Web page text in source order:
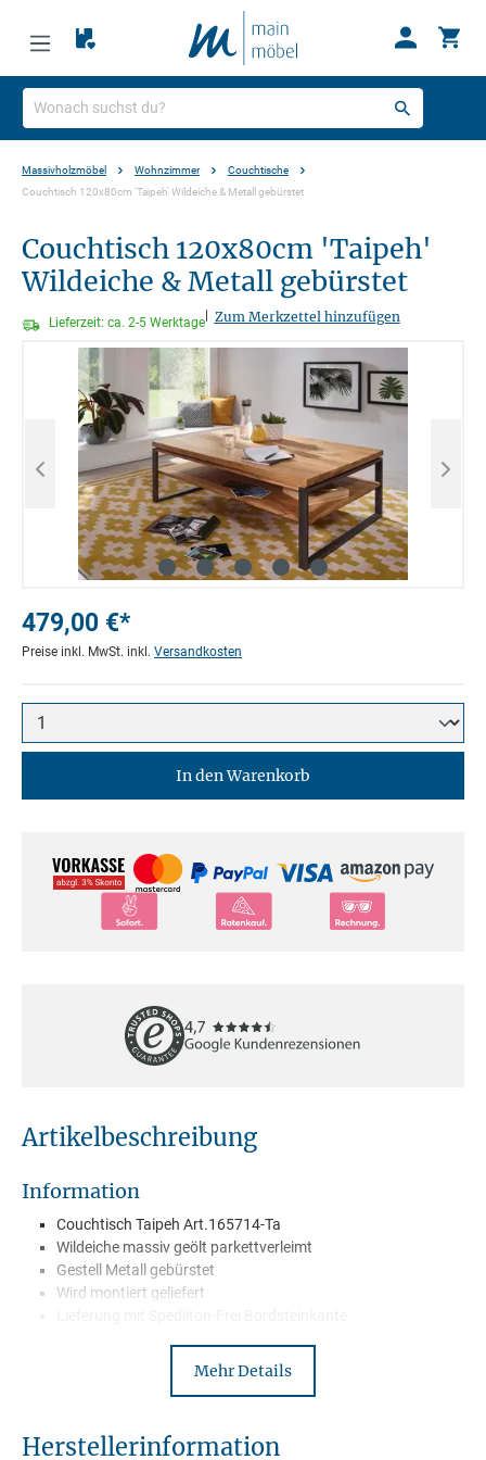
Massivholzmöbel Wohnzimmer
Couchtische
Couchtisch 120x80cm 'Taipeh' Wildeiche & Metall gebürstet
Couchtisch 120x80cm 'Taipeh'
Wildeiche & Metall gebürstet
Lieferzeit: ca. 2-5 Werktage Zum Merkzettel hinzufügen
Bildergalerie überspringen
479,00 €*
Preise inkl. MwSt. inkl. Versandkosten
In den Warenkorb
Artikelbeschreibung
Information
Couchtisch Taipeh Art.165714-Ta
Wildeiche massiv geölt parkettverleimt
Gestell Metall gebürstet
Wird montiert geliefert
Bei unserer Serie "Taipeh" passt einfach alles. Massives
Mehr Details
Herstellerinformation